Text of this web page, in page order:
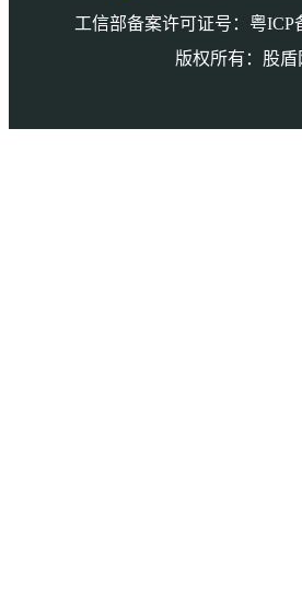
工信部备案许可证号：粤ICP
版权所有：股盾